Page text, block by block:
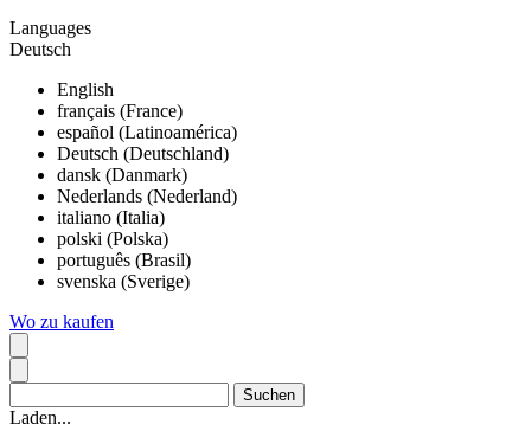
Languages
Deutsch
English
français (France)
español (Latinoamérica)
Deutsch (Deutschland)
dansk (Danmark)
Nederlands (Nederland)
italiano (Italia)
polski (Polska)
português (Brasil)
svenska (Sverige)
Wo zu kaufen
Laden...